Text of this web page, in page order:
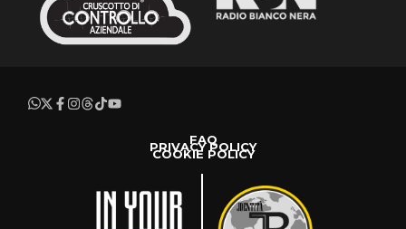
FAQ
PRIVACY POLICY
COOKIE POLICY